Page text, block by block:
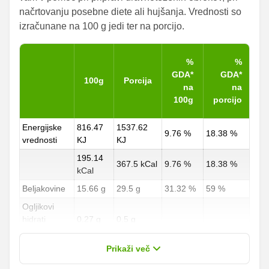
načrtovanju posebne diete ali hujšanja. Vrednosti so
izračunane na 100 g jedi ter na porcijo.
100g Porcija
%
GDA*
na
100g
%
GDA*
na
porcijo
Energijske
vrednosti
816.47
KJ
1537.62
KJ
9.76 % 18.38 %
195.14
kCal
367.5 kCal 9.76 % 18.38 %
Beljakovine 15.66 g 29.5 g 31.32 %
59 %
Ogljikovi
hidrati
0.27 g 0.5 g
0 g
0.1 % 0.19 %
Prikaži več